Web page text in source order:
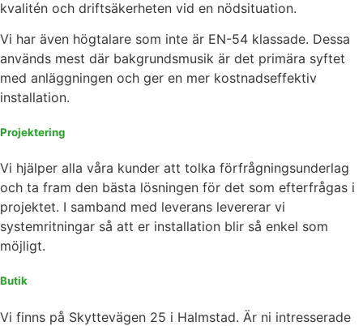
kvalitén och driftsäkerheten vid en nödsituation.
Vi har även högtalare som inte är EN-54 klassade. Dessa
används mest där bakgrundsmusik är det primära syftet
med anläggningen och ger en mer kostnadseffektiv
installation.
Projektering
Vi hjälper alla våra kunder att tolka förfrågningsunderlag
och ta fram den bästa lösningen för det som efterfrågas i
projektet. I samband med leverans levererar vi
systemritningar så att er installation blir så enkel som
möjligt.
Butik
Vi finns på Skyttevägen 25 i Halmstad. Är ni intresserade